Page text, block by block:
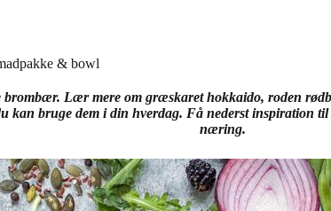
& bowl
brombær. Lær mere om græskaret hokkaido, roden
kan bruge dem i din hverdag. Få nederst inspiration
næring.